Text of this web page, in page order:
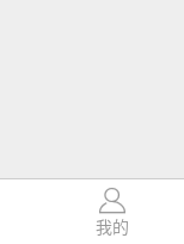

我的